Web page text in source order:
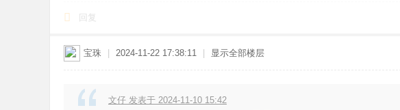
回复
宝珠 2024-11-22 17:38:11 显示全部楼层
文仔 发表于 2024-11-10 15:42